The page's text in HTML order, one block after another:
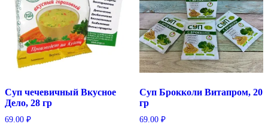
Суп чечевичный Вкусное
Дело, 28 гр
69.00 ₽
Суп Брокколи Витапром, 20
гр
69.00 ₽